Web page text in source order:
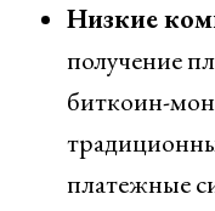
Низкие
получение
биткоин-
платежные